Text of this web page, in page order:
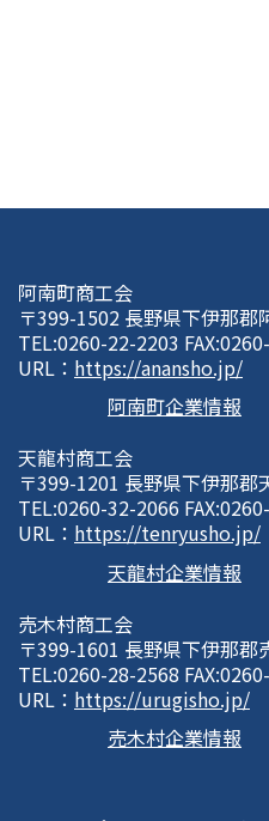
阿南町商工会
〒399-1502 長野県下伊那郡
TEL:0260-22-2203
URL： https://anansho.jp/
阿南町企業情報
天龍村商工会
〒399-1201 長野県下伊那郡
TEL:0260-32-2066
URL： https://tenryusho.jp/
天龍村企業情報
売木村商工会
〒399-1601 長野県下伊那郡
TEL:0260-28-2568
URL： https://urugisho.jp/
売木村企業情報